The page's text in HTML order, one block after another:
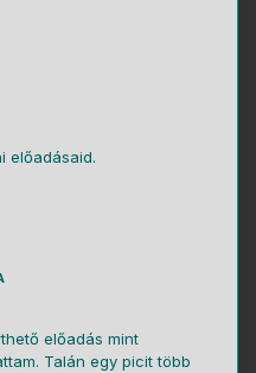
előadásaid.
előadás mint
Talán egy picit több